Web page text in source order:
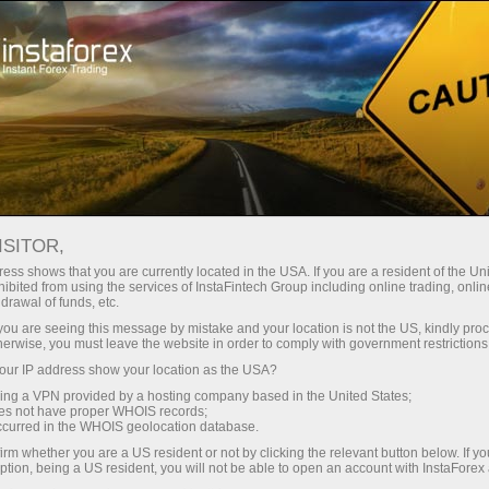
Новини ринку Форекс
РЌРΜРҐРΜР»СЏ
РІРЇРΜСЂРΜРҐРЁ ВЂ” 6
Р°РЇСЂРΜР»СЏ
shows that you are currently located in the USA. If you are a resident of the
from using the services of InstaFintech Group including online trading,
of funds, etc.
are seeing this message by mistake and your location is not the US, kindly
you must leave the website in order to comply with government
IP address show your location as the USA?
a VPN provided by a hosting company based in the United States;
not have proper WHOIS records;
in the WHOIS geolocation database.
whether you are a US resident or not by clicking the relevant button below. If
being a US resident, you will not be able to open an account with InstaForex